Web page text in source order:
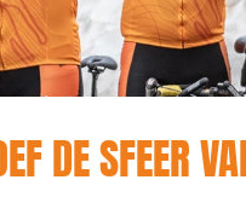
DE SFEER